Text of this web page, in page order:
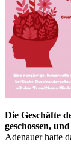
Die Geschäfte
geschossen,
Adenauer hatte